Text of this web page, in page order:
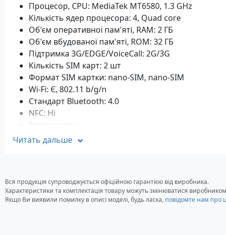
Процесор, CPU: MediaTek MT6580, 1.3 GHz
Кількість ядер процесора: 4, Quad core
Об'єм оперативної пам'яті, RAM: 2 ГБ
Об'єм вбудованої пам'яті, ROM: 32 ГБ
Підтримка 3G/EDGE/VoiceCall: 2G/3G
Кількість SIM карт: 2 шт
Формат SIM картки: nano-SIM, nano-SIM
Wi-Fi: Є, 802.11 b/g/n
Стандарт Bluetooth: 4.0
NFC: Ні
Геолокація: є
Передня камера: 5 МР
Роз'єм зарядного пристрою: microUSB
Версія OS: Android 9.0
Читать дальше
Вся продукція супроводжується офіційною гарантією від виробника.
Характеристики та комплектація товару можуть змінюватися
Якщо Ви виявили помилку в описі моделі, будь ласка, повідомте нам про